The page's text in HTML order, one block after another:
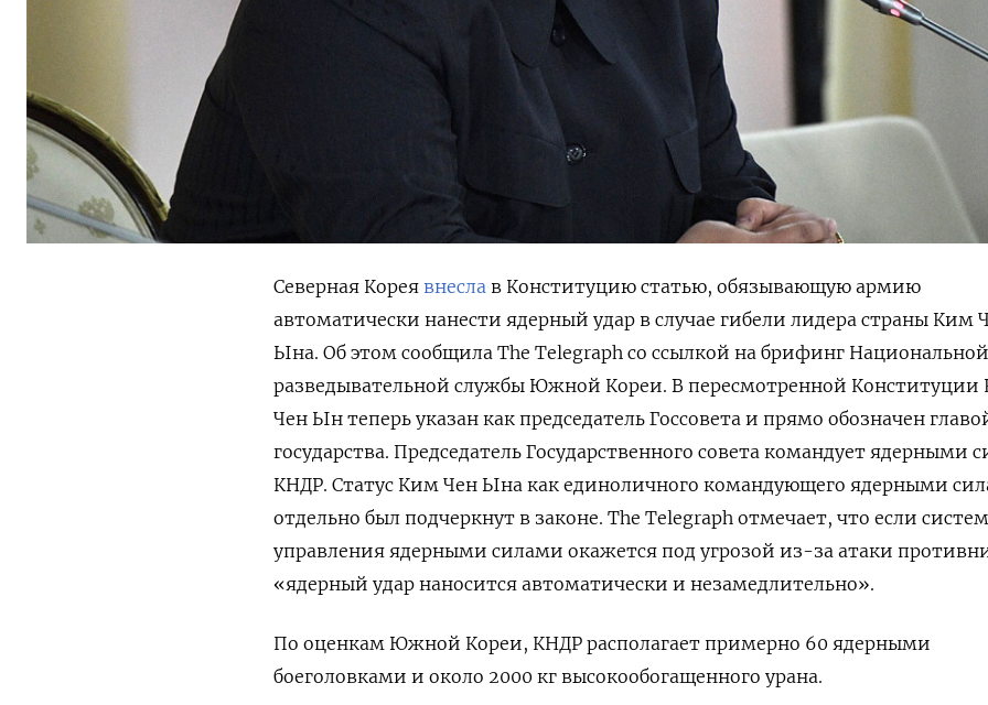
Северная Корея внесла в Конституцию статью, обязывающую армию
автоматически нанести ядерный удар в случае гибели лидера страны Ким
Ына. Об этом сообщила The Telegraph со ссылкой на брифинг Национальной
разведывательной службы Южной Кореи. В пересмотренной
Чен Ын теперь указан как председатель Госсовета и прямо обозначен
государства. Председатель Государственного совета командует ядерными
КНДР. Статус Ким Чен Ына как единоличного командующего ядерными
отдельно был подчеркнут в законе. The Telegraph отмечает, что если
управления ядерными силами окажется под угрозой из-за атаки
«ядерный удар наносится автоматически и незамедлительно».
По оценкам Южной Кореи, КНДР располагает примерно 60 ядерными
боеголовками и около 2000 кг высокообогащенного урана.